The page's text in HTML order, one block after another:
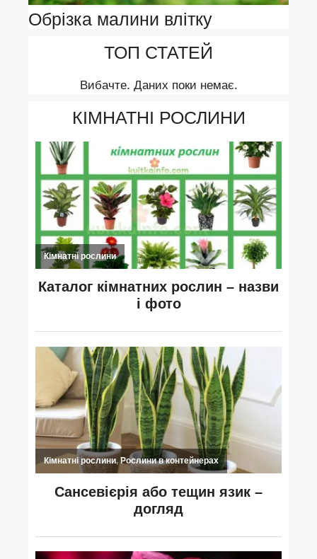
Обрізка малини влітку
ТОП СТАТЕЙ
Вибачте. Даних поки немає.
КІМНАТНІ РОСЛИНИ